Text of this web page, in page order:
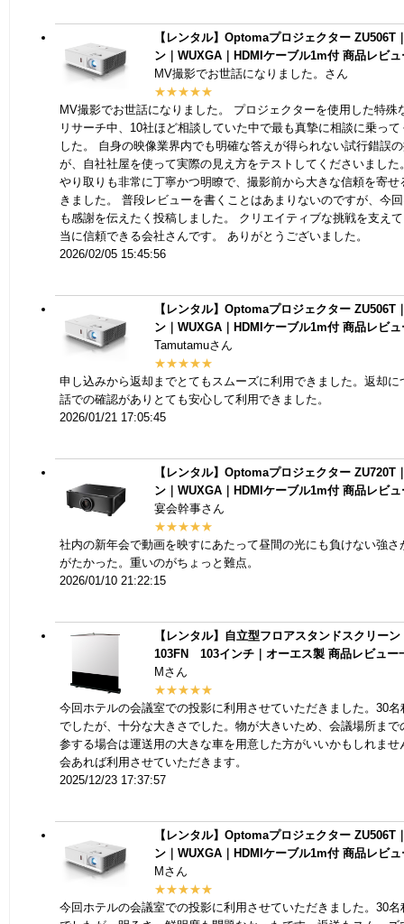
【レンタル】Optomaプロジェクター ZU506T
ン｜WUXGA｜HDMIケーブル1m付 商品レビ
MV撮影でお世話になりました。さん
★★★★★
MV撮影でお世話になりました。 プロジェクターを使用した特殊
リサーチ中、10社ほど相談していた中で最も真摯に相談に乗っ
した。 自身の映像業界内でも明確な答えが得られない試行錯誤
が、自社社屋を使って実際の見え方をテストしてくださいました
やり取りも非常に丁寧かつ明瞭で、撮影前から大きな信頼を寄せ
きました。 普段レビューを書くことはあまりないのですが、今
も感謝を伝えたく投稿しました。 クリエイティブな挑戦を支え
当に信頼できる会社さんです。 ありがとうございました。
2026/02/05 15:45:56
【レンタル】Optomaプロジェクター ZU506T
ン｜WUXGA｜HDMIケーブル1m付 商品レビ
Tamutamuさん
★★★★★
申し込みから返却までとてもスムーズに利用できました。返却に
話での確認がありとても安心して利用できました。
2026/01/21 17:05:45
【レンタル】Optomaプロジェクター ZU720T
ン｜WUXGA｜HDMIケーブル1m付 商品レビ
宴会幹事さん
★★★★★
社内の新年会で動画を映すにあたって昼間の光にも負けない強さ
がたかった。重いのがちょっと難点。
2026/01/10 21:22:15
【レンタル】自立型フロアスタンドスクリー
103FN 103インチ｜オーエス製 商品レビュー
Mさん
★★★★★
今回ホテルの会議室での投影に利用させていただきました。30名
でしたが、十分な大きさでした。物が大きいため、会議場所まで
参する場合は運送用の大きな車を用意した方がいいかもしれませ
会あれば利用させていただきます。
2025/12/23 17:37:57
【レンタル】Optomaプロジェクター ZU506T
ン｜WUXGA｜HDMIケーブル1m付 商品レビ
Mさん
★★★★★
今回ホテルの会議室での投影に利用させていただきました。30名